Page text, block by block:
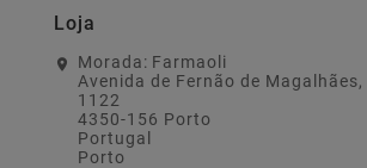
Loja
Morada: Farmaoli
Avenida de Fernão de Magalhães,
1122
4350-156 Porto
Portugal
Porto